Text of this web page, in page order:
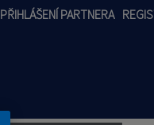
PŘIHLÁŠENÍ PARTNERA